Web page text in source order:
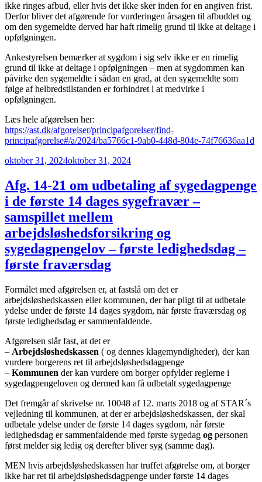
ikke ringes afbud, eller hvis det ikke sker inden for en angiven frist.
Derfor bliver det afgørende for vurderingen årsagen til afbuddet og
om den sygemeldte derved har haft rimelig grund til ikke at deltage i
opfølgningen.
Ankestyrelsen bemærker at sygdom i sig selv ikke er en rimelig
grund til ikke at deltage i opfølgningen – men at sygdommen kan
påvirke den sygemeldte i sådan en grad, at den sygemeldte som
følge af helbredstilstanden er forhindret i at medvirke i
opfølgningen.
Læs hele afgørelsen her:
https://ast.dk/afgorelser/principafgorelser/find-
principafgorelse#/a/2024/ba5766c1-9ab0-448d-804e-74f76636aa1d
Udgivet
oktober 31, 2024oktober 31, 2024
Afg. 14-21 om udbetaling af sygedagpenge
i de første 14 dages sygefravær –
samspillet mellem
arbejdsløshedsforsikring og
sygedagpengelov – første ledighedsdag –
første fraværsdag
Formålet med afgørelsen er, at fastslå om det er
arbejdsløshedskassen eller kommunen, der har pligt til at udbetale
ydelse under de første 14 dages sygdom, når første fraværsdag og
første ledighedsdag er sammenfaldende.
Afgørelsen slår fast, at det er
– Arbejdsløshedskassen ( og dennes klagemyndigheder), der kan
vurdere borgerens ret til arbejdsløshedsdagpenge
– Kommunen der kan vurdere om borger opfylder reglerne i
sygedagpengeloven og dermed kan få udbetalt sygedagpenge
Det fremgår af skrivelse nr. 10048 af 12. marts 2018 og af STAR´s
vejledning til kommunen, at der er arbejdsløshedskassen, der skal
udbetale ydelse under de første 14 dages sygdom, når første
ledighedsdag er sammenfaldende med første sygedag og personen
først melder sig ledig og derefter bliver syg (samme dag).
MEN hvis arbejdsløshedskassen har truffet afgørelse om, at borger
ikke har ret til arbejdsløshedsdagpenge under første 14 dages